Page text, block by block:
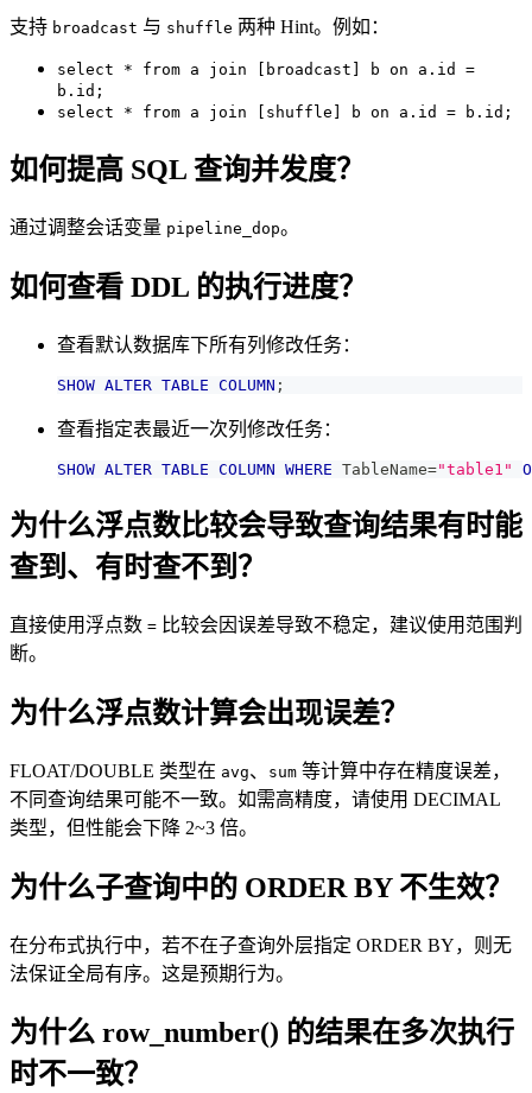
支持 broadcast 与 shuffle 两种 Hint。例如：
select * from a join [broadcast] b on a.id =
b.id;
select * from a join [shuffle] b on a.id = b.id;
如何提高 SQL 查询并发度？
通过调整会话变量 pipeline_dop。
如何查看 DDL 的执行进度？
查看默认数据库下所有列修改任务：
SHOW ALTER TABLE COLUMN ;
查看指定表最近一次列修改任务：
SHOW ALTER TABLE COLUMN WHERE TableName="table1"
为什么浮点数比较会导致查询结果有时能
查到、有时查不到？
直接使用浮点数 = 比较会因误差导致不稳定，建议使用范围判
断。
为什么浮点数计算会出现误差？
FLOAT/DOUBLE 类型在 avg、 sum 等计算中存在精度误差，
不同查询结果可能不一致。如需高精度，请使用 DECIMAL
类型，但性能会下降 2~3 倍。
为什么子查询中的 ORDER BY 不生效？
在分布式执行中，若不在子查询外层指定 ORDER BY，则无
法保证全局有序。这是预期行为。
为什么 row_number() 的结果在多次执行
时不一致？